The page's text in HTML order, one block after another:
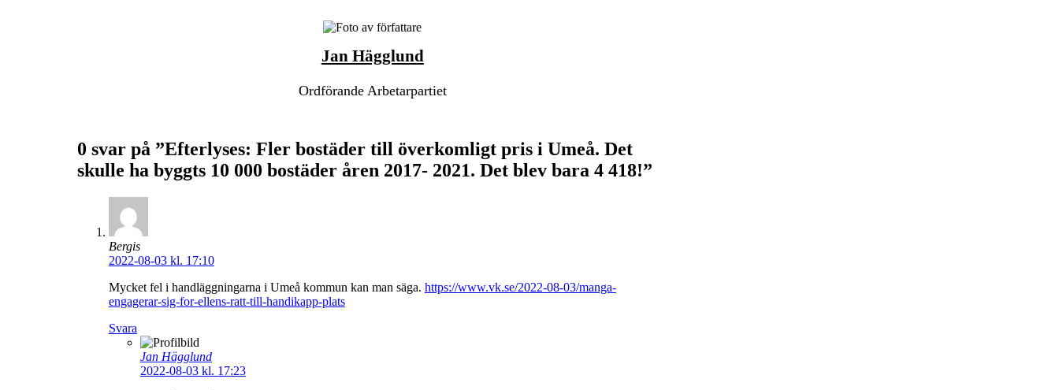
Jan Hägglund
Ordförande Arbetarpartiet
0 svar på ”Efterlyses: Fler bostäder till överkomligt pris i Umeå. Det
skulle ha byggts 10 000 bostäder åren 2017- 2021. Det blev bara 4 418!”
Bergis
2022-08-03 kl. 17:10
Mycket fel i handläggningarna i Umeå kommun kan man säga. https://www.vk.se/2022-08-03/manga-
engagerar-sig-for-ellens-ratt-till-handikapp-plats
Svara
Jan Hägglund
2022-08-03 kl. 17:23